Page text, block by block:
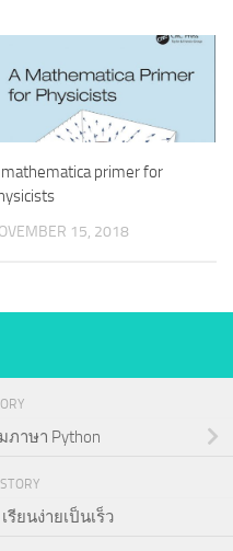
primer for
15, 2018
ภาษา Python
รียนง่ายเป็นเร็ว